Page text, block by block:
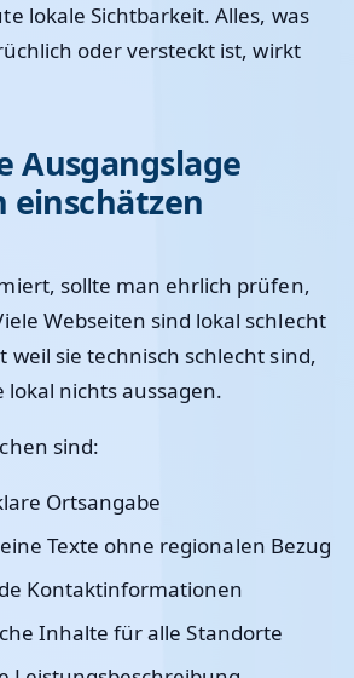
lokale Sichtbarkeit. Alles, was
oder versteckt ist, wirkt
Ausgangslage
einschätzen
sollte man ehrlich prüfen,
Webseiten sind lokal schlecht
weil sie technisch schlecht sind,
lokal nichts aussagen.
sind:
Ortsangabe
Texte ohne regionalen Bezug
Kontaktinformationen
Inhalte für alle Standorte